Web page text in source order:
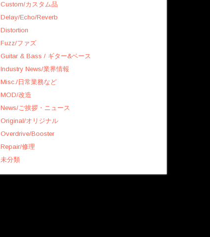
Custom/カスタム品
Delay/Echo/Reverb
Distortion
Fuzz/ファズ
Guitar & Bass / ギター&ベース
Industry News/業界情報
Misc./日常業務など
MOD/改造
News/ご挨拶・ニュース
Original/オリジナル
Overdrive/Booster
Repair/修理
未分類